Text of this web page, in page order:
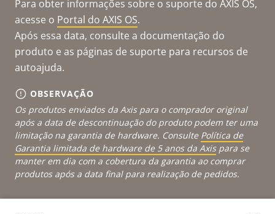
Para obter informações sobre o suporte do AXIS OS,
acesse o Portal do AXIS OS.
Após essa data, consulte a documentação do
produto e as páginas de suporte para recursos de
autoajuda.
OBSERVAÇÃO
Os produtos enviados da Axis para o comprador original
após a data de descontinuação do produto podem ter uma
limitação na garantia de hardware. Consulte Política de
Garantia limitada de hardware de 5 anos da Axispara se
manter em dia com a cobertura da garantia ao comprar
produtos após a data final para realização de pedidos.